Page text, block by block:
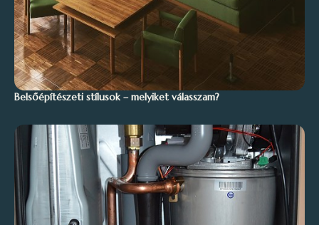
Belsőépítészeti stílusok – melyiket válasszam?